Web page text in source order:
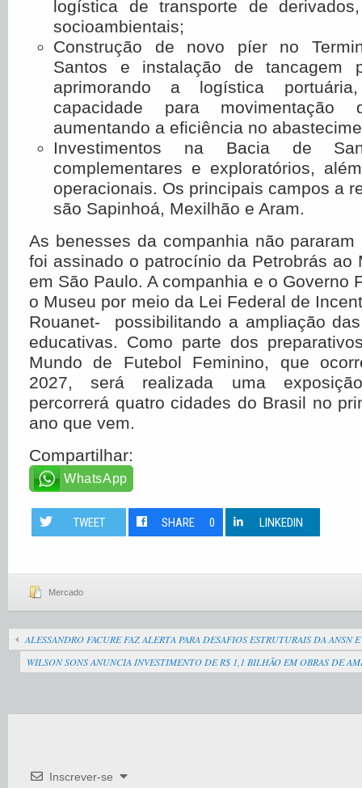
logística de transporte de
socioambientais;
Construção de novo píer no
Santos e instalação de tancagem
aprimorando a logística
capacidade para
aumentando a eficiência no
Investimentos na Bacia de
complementares e exploratórios,
operacionais. Os principais campos a
são Sapinhoá, Mexilhão e Aram.
As benesses da companhia não
foi assinado o patrocínio da Petrobrás ao
em São Paulo. A companhia e o Governo
o Museu por meio da Lei Federal de
Rouanet- possibilitando a ampliação
educativas. Como parte dos
Mundo de Futebol Feminino, que
2027, será realizada uma
percorrerá quatro cidades do Brasil no
ano que vem.
Compartilhar:
WhatsApp
TWEET SHARE 0 LINKEDIN
Mercado
ALESSANDRO FACURE FAZ ALERTA PARA DESAFIOS ESTRUTURAIS DA ANSN
WILSON SONS ANUNCIA INVESTIMENTO DE R$ 1,1 BILHÃO EM OBRAS DE
Inscrever-se